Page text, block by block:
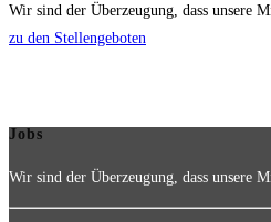
Wir sind der Überzeugung, dass unsere
zu den Stellengeboten
Jobs
Wir sind der Überzeugung, dass unsere